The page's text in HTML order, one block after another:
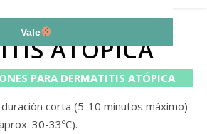
ATÓPICA
PARA DERMATITIS ATÓPICA
corta (5-10 minutos máximo)
30-33ºC).
Vale